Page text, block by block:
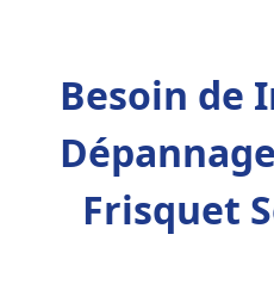
Besoin de
Frisquet